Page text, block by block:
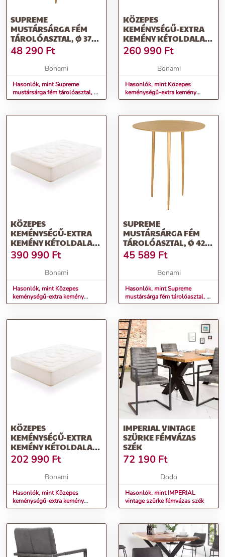
SUPREME
MUSTÁRSÁRGA FÉM
TÁROLÓASZTAL, Ø 37
CM - LEITMOTIV
48 290 Ft
Bonami
Hasonlók, mint Supreme
mustársárga fém tárolóasztal, ø
37 cm - Leitmotiv
KÖZEPES
KEMÉNYSÉGŰ-EXTRA
KEMÉNY KÉTOLDALAS
HAB MATRAC 120X200
CM REGAL SUPREME –
260 990 Ft
Bonami
Hasonlók, mint Közepes
keménységű-extra kemény
kétoldalas hab matrac 120x200
KÖZEPES
KEMÉNYSÉGŰ-EXTRA
KEMÉNY KÉTOLDALAS
HAB MATRAC 200X200
CM REGAL SUPREME –
390 990 Ft
Bonami
Hasonlók, mint Közepes
keménységű-extra kemény
kétoldalas hab matrac 200x200
SUPREME
MUSTÁRSÁRGA FÉM
TÁROLÓASZTAL, Ø 42,5
CM - LEITMOTIV
45 589 Ft
Bonami
Hasonlók, mint Supreme
mustársárga fém tárolóasztal, ø
42,5 cm - Leitmotiv
KÖZEPES
KEMÉNYSÉGŰ-EXTRA
KEMÉNY KÉTOLDALAS
HAB MATRAC 90X200
CM REGAL SUPREME –
202 990 Ft
Bonami
Hasonlók, mint Közepes
keménységű-extra kemény
kétoldalas hab matrac 90x200
IMPERIAL VINTAGE
SZÜRKE FÉMVÁZAS
SZÉK
72 190 Ft
Dodo
Hasonlók, mint IMPERIAL
vintage szürke fémvázas szék